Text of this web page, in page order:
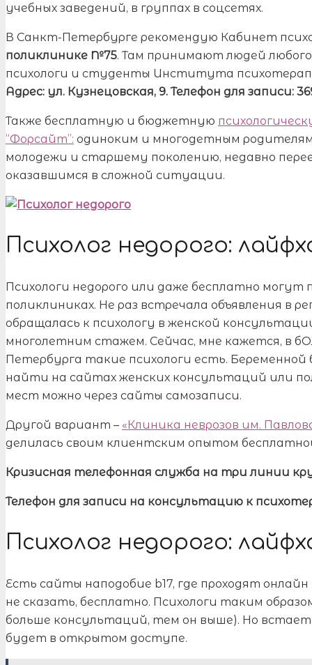
учебных заведений, в группах в соцсетях.
В Санкт-Петербурге рекомендую Кабинет
поликлинике №75. Там принимают людей
психологи и студенты Института
Адрес: ул. Кузнецовская, 9. Телефон для записи:
Также бесплатную и бюджетную
“Форсайт”: одиноким и многодетным
молодежи и старшему поколению, недавно
оказавшимся в сложной ситуации.
Психолог недорого:
Психологи недорого или даже бесплатно
поликлиниках. Не раз встречала объявления в
обращалась к психологу в женской
многолетним стажем. Сейчас, мне кажется, в
Петербурга такие психологи есть.
найти на сайтах женских консультаций или
мест можно через сайты самозаписи.
Другой вариант – «Клиника неврозов им.
делилась своим клиентским опытом
Кризисная телефонная служба на три линии
Телефон для записи на консультацию к
Психолог недорого:
Есть сайты наподобие b17, где проходят
не сказать, бесплатно. Психологи таким
больше консультаций, тем он выше). Но встает
будет в открытом доступе.